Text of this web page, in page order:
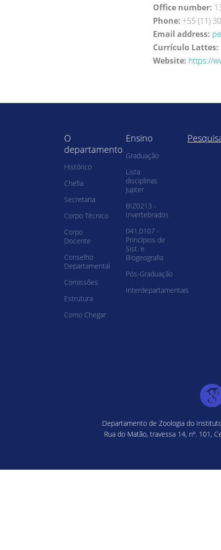
Office number:
Phone: +55 (11)
Email address:
Currículo Lattes:
Website: https://
O
departamento
Histórico
Chefia
Secretaria
Corpo Técnico
Corpo
Docente
Conselho
Departamental
Comissões
Estrutura
Como Chegar
Ensino
Graduação
Lista
disciplinas
Jupter
BIZ0213 -
Invertebrados
041.0107 -
Princípios de
Sist. e
Biogeografia
Pós-Graduação
Interdepartamentais
Departamento de Zoologia do
Rua do Matão, travessa 14, nº. 101,